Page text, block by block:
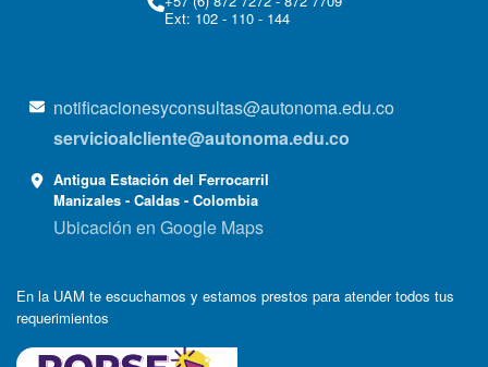
Ext: 102 - 110 - 144
notificacionesyconsultas@autonoma.edu.co
servicioalcliente@autonoma.edu.co
Antigua Estación del Ferrocarril
Manizales - Caldas - Colombia
Ubicación en Google Maps
En la UAM te escuchamos y estamos prestos para atender todos tus
requerimientos